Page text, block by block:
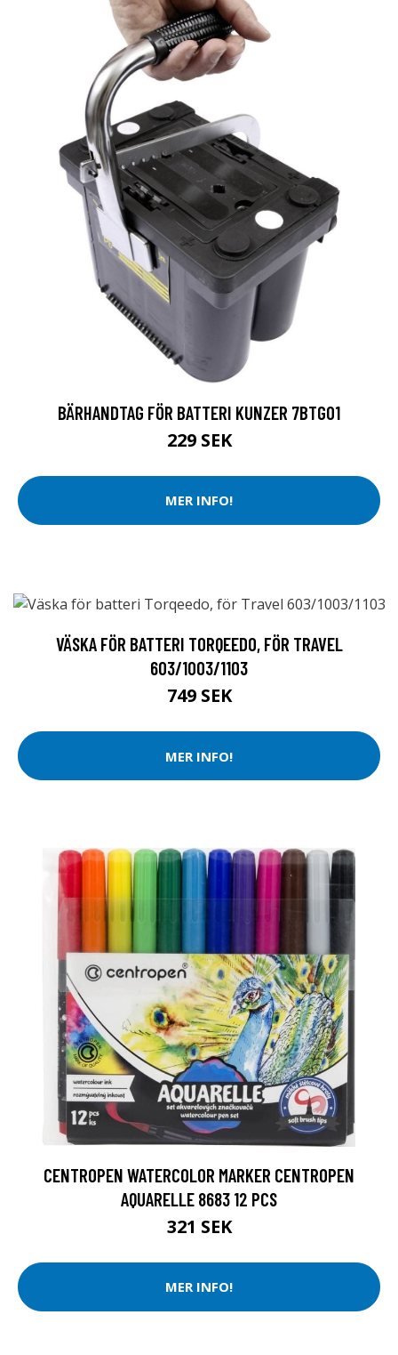
BÄRHANDTAG FÖR BATTERI KUNZER 7BTG01
229 SEK
MER INFO!
VÄSKA FÖR BATTERI TORQEEDO, FÖR TRAVEL
603/1003/1103
749 SEK
MER INFO!
CENTROPEN WATERCOLOR MARKER CENTROPEN
AQUARELLE 8683 12 PCS
321 SEK
MER INFO!